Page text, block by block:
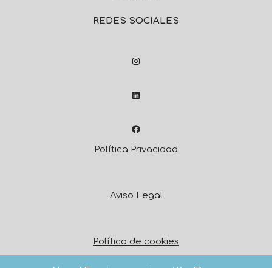
REDES SOCIALES
Política Privacidad
Aviso Legal
Política de cookies